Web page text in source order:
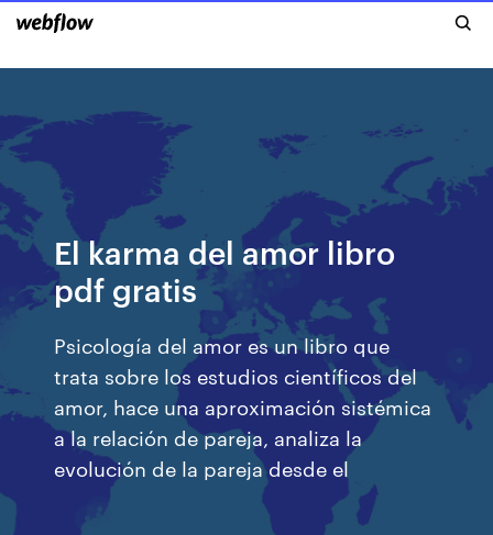
El karma del amor libro
pdf gratis
Psicología del amor es un libro que
trata sobre los estudios científicos del
amor, hace una aproximación sistémica
a la relación de pareja, analiza la
evolución de la pareja desde el